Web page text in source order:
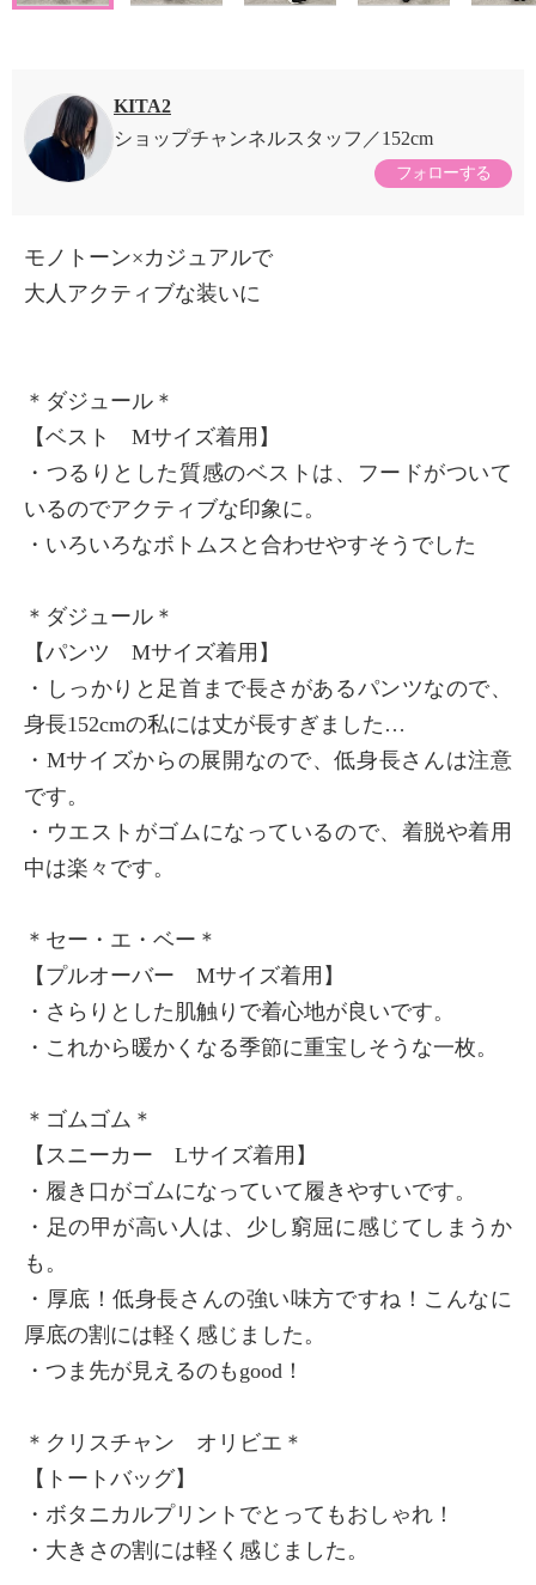
KITA2
ショップチャンネルスタッフ
152cm
フォローする
モノトーン×カジュアルで
大人アクティブな装いに
＊ダジュール＊
【ベスト Mサイズ着用】
・つるりとした質感のベストは、フードがついて
いるのでアクティブな印象に。
・いろいろなボトムスと合わせやすそうでした
＊ダジュール＊
【パンツ Mサイズ着用】
・しっかりと足首まで長さがあるパンツなので、
身長152cmの私には丈が長すぎました…
・Mサイズからの展開なので、低身長さんは注意
です。
・ウエストがゴムになっているので、着脱や着用
中は楽々です。
＊セー・エ・ベー＊
【プルオーバー Mサイズ着用】
・さらりとした肌触りで着心地が良いです。
・これから暖かくなる季節に重宝しそうな一枚。
＊ゴムゴム＊
【スニーカー Lサイズ着用】
・履き口がゴムになっていて履きやすいです。
・足の甲が高い人は、少し窮屈に感じてしまうか
も。
・厚底！低身長さんの強い味方ですね！こんなに
厚底の割には軽く感じました。
・つま先が見えるのもgood！
＊クリスチャン オリビエ＊
【トートバッグ】
・ボタニカルプリントでとってもおしゃれ！
・大きさの割には軽く感じました。